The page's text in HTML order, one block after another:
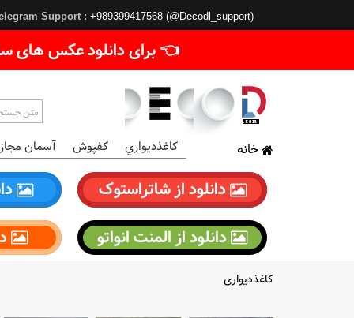
Support : +989399417568 (@Decodl_support)
👈 برای دانلود عکس های
خانه کاغذديواري کفپوش آسمان
دانلود از شاتراستوک
دانلود از المنت انواتو
کاغذدیواری